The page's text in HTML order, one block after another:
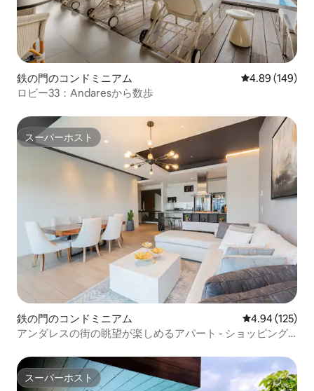
鉄の門のコンドミニアム レビュー149
4.89 (149)
ロビー33：Andaresから数歩
スーパーホスト
スーパーホスト
鉄の門のコンドミニアム レビュー125
4.94 (125)
アンダレスの街の眺望が楽しめるアパート - ショッピング
スーパーホスト
スーパーホスト